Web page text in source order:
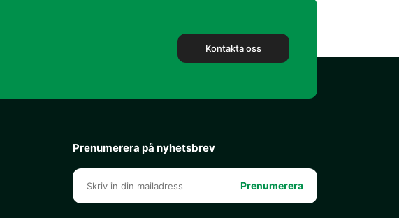
Kontakta oss
Prenumerera på nyhetsbrev
Prenumerera